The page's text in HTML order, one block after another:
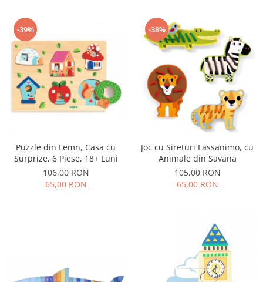
-39%
Puzzle din Lemn, Casa cu
Surprize, 6 Piese, 18+ Luni
106,00 RON
65,00 RON
-38%
Joc cu Sireturi Lassanimo, cu
Animale din Savana
105,00 RON
65,00 RON